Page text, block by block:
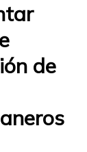
de